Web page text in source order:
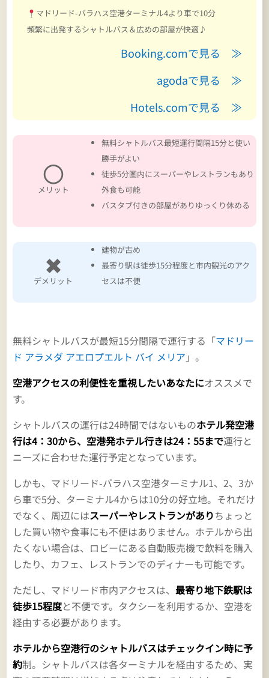
マドリード-バラハス空港ターミナル4より車で10分
頻繁に出発するシャトルバス＆広めの部屋が快適♪
Booking.comで見る ≫
agodaで見る ≫
Hotels.comで見る ≫
〇
メリット
無料シャトルバス最短運行間隔15分と使い
勝手がよい
徒歩5分圏内にスーパーやレストランもあり
外食も可能
バスタブ付きの部屋がありゆっくり休める
✖
デメリット
建物が古め
最寄り駅は徒歩15分程度と市内観光のアク
セスは不便
無料シャトルバスが最短15分間隔で運行する「マドリー
ド アラメダ アエロプエルト バイ メリア 」。
空港アクセスの利便性を重視したいあなたにオススメで
す。
シャトルバスの運行は24時間ではないものホテル発空港
行は4：30から、空港発ホテル行きは24：55まで運行と
ニーズに合わせた運行予定となっています。
しかも、マドリード-バラハス空港ターミナル1、2、3か
ら車で5分、ターミナル4からは10分の好立地。それだけ
でなく、周辺にはスーパーやレストランがありちょっと
した買い物や食事にも不便はありません。ホテルから出
たくない場合は、ロビーにある自動販売機で飲料を購入
したり、カフェ、レストランでのディナーも可能です。
ただし、マドリード市内アクセスは、最寄り地下鉄駅は
徒歩15程度と不便です。タクシーを利用するか、空港を
経由する必要があります。
ホテルから空港行のシャトルバスはチェックイン時に予
約制。シャトルバスは各ターミナルを経由するため、実